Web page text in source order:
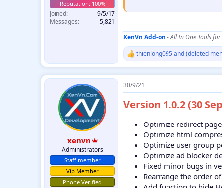
Redirect page with ads,
(Trang chuyển hướng với
Attachments download
(Giới hạn tải về tập tin với
Joined
9/5/17
Messages
5,821
Easily customize the node
(Dễ dàng tùy chỉnh icon của
Ajax load Thread Statistics
(Sử dụng Ajax để tải các tab
XenVn Add-on -All In One Tools
R
t
o
thienlong095 and(deleted
xenvn
Administrators
Staff member
Vip Member
Phone Verified
30/9/21
Version 1.0.2 (30
Optimize redirect page
Optimize html
Optimize user group
Optimize ad blocker
Fixed minor bugs in
Rearrange the order